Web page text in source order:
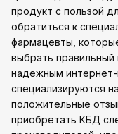
продукт с пользой
обратиться к
фармацевты,
выбрать
надежным
специализируются
положительные
приобретать КБД